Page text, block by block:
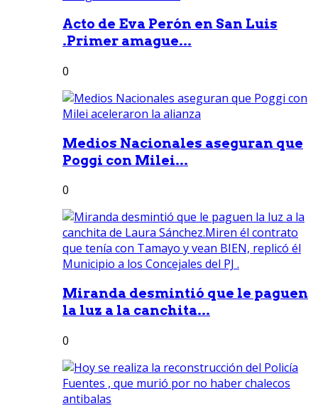
Acto de Eva Perón en San Luis
.Primer amague...
0
Medios Nacionales aseguran que
Poggi con Milei...
0
Miranda desmintió que le paguen
la luz a la canchita...
0